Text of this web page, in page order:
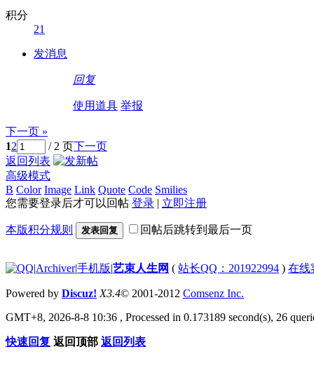
积分
21
发消息
回复
使用道具 举报
下一页 »
12 / 2 页下一页
返回列表
高级模式
B Color Image Link Quote Code Smilies
您需要登录后才可以回帖 登录 | 立即注册
本版积分规则 发表回复 回帖后跳转到最后一页
|Archiver|手机版|艺束人生网 ( 站长QQ：201922994 ) 在线
Powered by Discuz! X3.4© 2001-2012 Comsenz Inc.
GMT+8, 2026-8-8 10:36 , Processed in 0.173189 second(s), 26
快速回复 返回顶部 返回列表